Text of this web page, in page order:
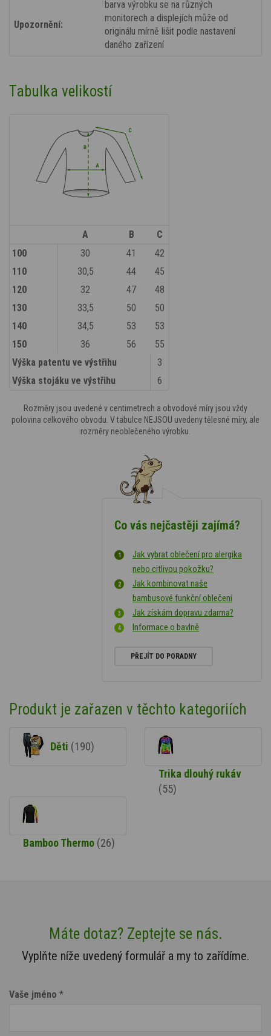
Upozornění:
barva výrobku se na různých
monitorech a displejích může od
originálu mírně lišit podle nastavení
daného zařízení
Tabulka velikostí
A B
C
100
30 41
42
110
30,5 44
45
120
32 47
48
130
33,5 50
50
140
34,5 53
53
150
36 56
55
Výška patentu ve výstřihu
3
Výška stojáku ve výstřihu
6
Rozměry jsou uvedené v centimetrech a obvodové míry jsou vždy
polovina celkového obvodu. V tabulce NEJSOU uvedeny tělesné míry, ale
rozměry neoblečeného výrobku.
Co vás nejčastěji zajímá?
Jak vybrat oblečení pro alergika
nebo citlivou pokožku?
Jak kombinovat naše
bambusové funkční oblečení
Jak získám dopravu zdarma?
Informace o bavlně
PŘEJÍT DO PORADNY
Produkt je zařazen v těchto kategoriích
Děti (190)
Trika dlouhý rukáv
(55)
Bamboo Thermo (26)
Máte dotaz? Zeptejte se nás.
Vyplňte níže uvedený formulář a my to zařídíme.
Vaše jméno *